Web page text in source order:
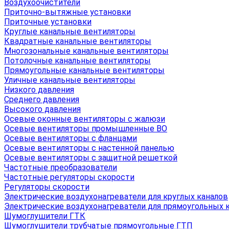
Воздухоочистители
Приточно-вытяжные установки
Приточные установки
Круглые канальные вентиляторы
Квадратные канальные вентиляторы
Многозональные канальные вентиляторы
Потолочные канальные вентиляторы
Прямоугольные канальные вентиляторы
Уличные канальные вентиляторы
Низкого давления
Среднего давления
Высокого давления
Осевые оконные вентиляторы с жалюзи
Осевые вентиляторы промышленные ВО
Осевые вентиляторы с фланцами
Осевые вентиляторы с настенной панелью
Осевые вентиляторы с защитной решеткой
Частотные преобразователи
Частотные регуляторы скорости
Регуляторы скорости
Электрические воздухонагреватели для круглых каналов
Электрические воздухонагреватели для прямоугольных
Шумоглушители ГТК
Шумоглушители трубчатые прямоугольные ГТП